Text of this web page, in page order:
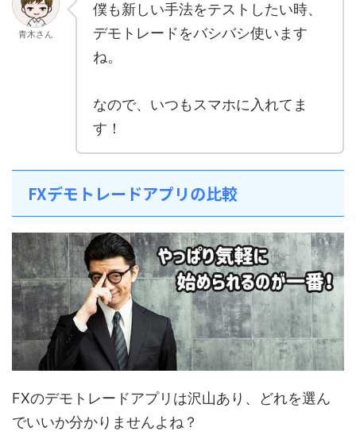
青木さん
僕も新しい手法をテストしたい時、
デモトレードをバシバシ使います
ね。
なので、いつもスマホに入れてま
す！
FXデモトレードアプリの比較
FXのデモトレードアプリは沢山あり、どれを選ん
でいいか分かりませんよね？